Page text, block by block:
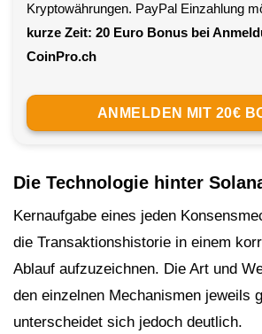
Kryptowährungen. PayPal Einzahlung
kurze Zeit: 20 Euro Bonus bei
CoinPro.ch
ANMELDEN MIT 20€
Die Technologie hinter
Kernaufgabe eines jeden
die Transaktionshistorie in einem
Ablauf aufzuzeichnen. Die Art und
den einzelnen Mechanismen jeweils
unterscheidet sich jedoch deutlich.